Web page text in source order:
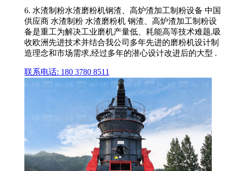
6. 水渣制粉水渣磨粉机钢渣、高炉渣加工制粉设备 中国
供应商 水渣制粉 水渣磨粉机 钢渣、高炉渣加工制粉设
备是重工为解决工业磨机产量低、耗能高等技术难题,吸
收欧洲先进技术并结合我公司多年先进的磨粉机设计制
造理念和市场需求,经过多年的潜心设计改进后的大型 .
联系电话: 180 3780 8511